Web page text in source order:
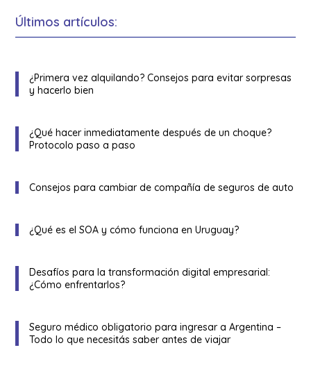
Últimos artículos:
¿Primera vez alquilando? Consejos para evitar sorpresas
y hacerlo bien
¿Qué hacer inmediatamente después de un choque?
Protocolo paso a paso
Consejos para cambiar de compañía de seguros de auto
¿Qué es el SOA y cómo funciona en Uruguay?
Desafíos para la transformación digital empresarial:
¿Cómo enfrentarlos?
Seguro médico obligatorio para ingresar a Argentina –
Todo lo que necesitás saber antes de viajar